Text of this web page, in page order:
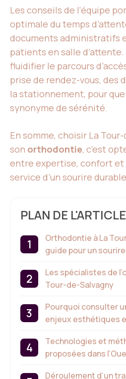
Les conseils de l’équipe
optimale du temps
documents administratifs
patients en salle
fluidifier le parcours
prise de rendez-vous, des
la stationnement, pour
synonyme de sérénité.
En somme, choisir La
son orthodontie, c’est
entre expertise, confort et
service d’un sourire
PLAN DE L'ARTICLE
Orthodontie à La
guide pour un
Les spécialistes de
Tour-de-Salvagny
Pourquoi consulter
enjeux esthétiques
Technologies et
proposées dans
Déroulement d’un